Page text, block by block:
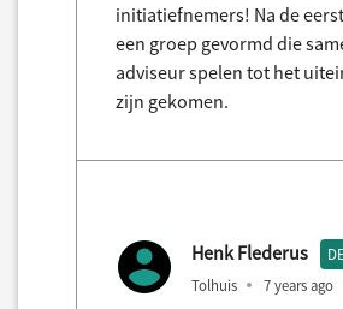
initiatiefnemers! Na de
een groep gevormd die
adviseur spelen tot het
zijn gekomen.
Henk Flederus
Tolhuis 7 years ago